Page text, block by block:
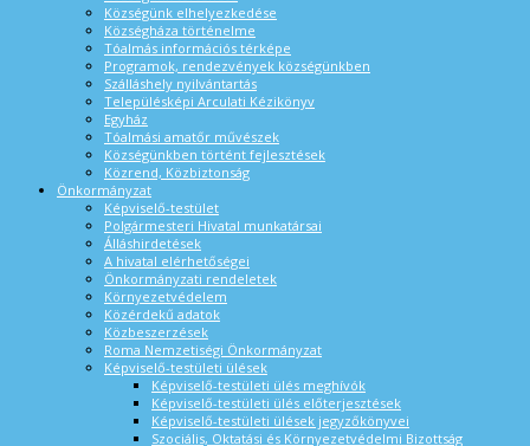
Községünk elhelyezkedése
Községháza történelme
Tóalmás információs térképe
Programok, rendezvények községünkben
Szálláshely nyilvántartás
Településképi Arculati Kézikönyv
Egyház
Tóalmási amatőr művészek
Községünkben történt fejlesztések
Közrend, Közbiztonság
Önkormányzat
Képviselő-testület
Polgármesteri Hivatal munkatársai
Álláshirdetések
A hivatal elérhetőségei
Önkormányzati rendeletek
Környezetvédelem
Közérdekű adatok
Közbeszerzések
Roma Nemzetiségi Önkormányzat
Képviselő-testületi ülések
Képviselő-testületi ülés meghívók
Képviselő-testületi ülés előterjesztések
Képviselő-testületi ülések jegyzőkönyvei
Szociális, Oktatási és Környezetvédelmi Bizottság